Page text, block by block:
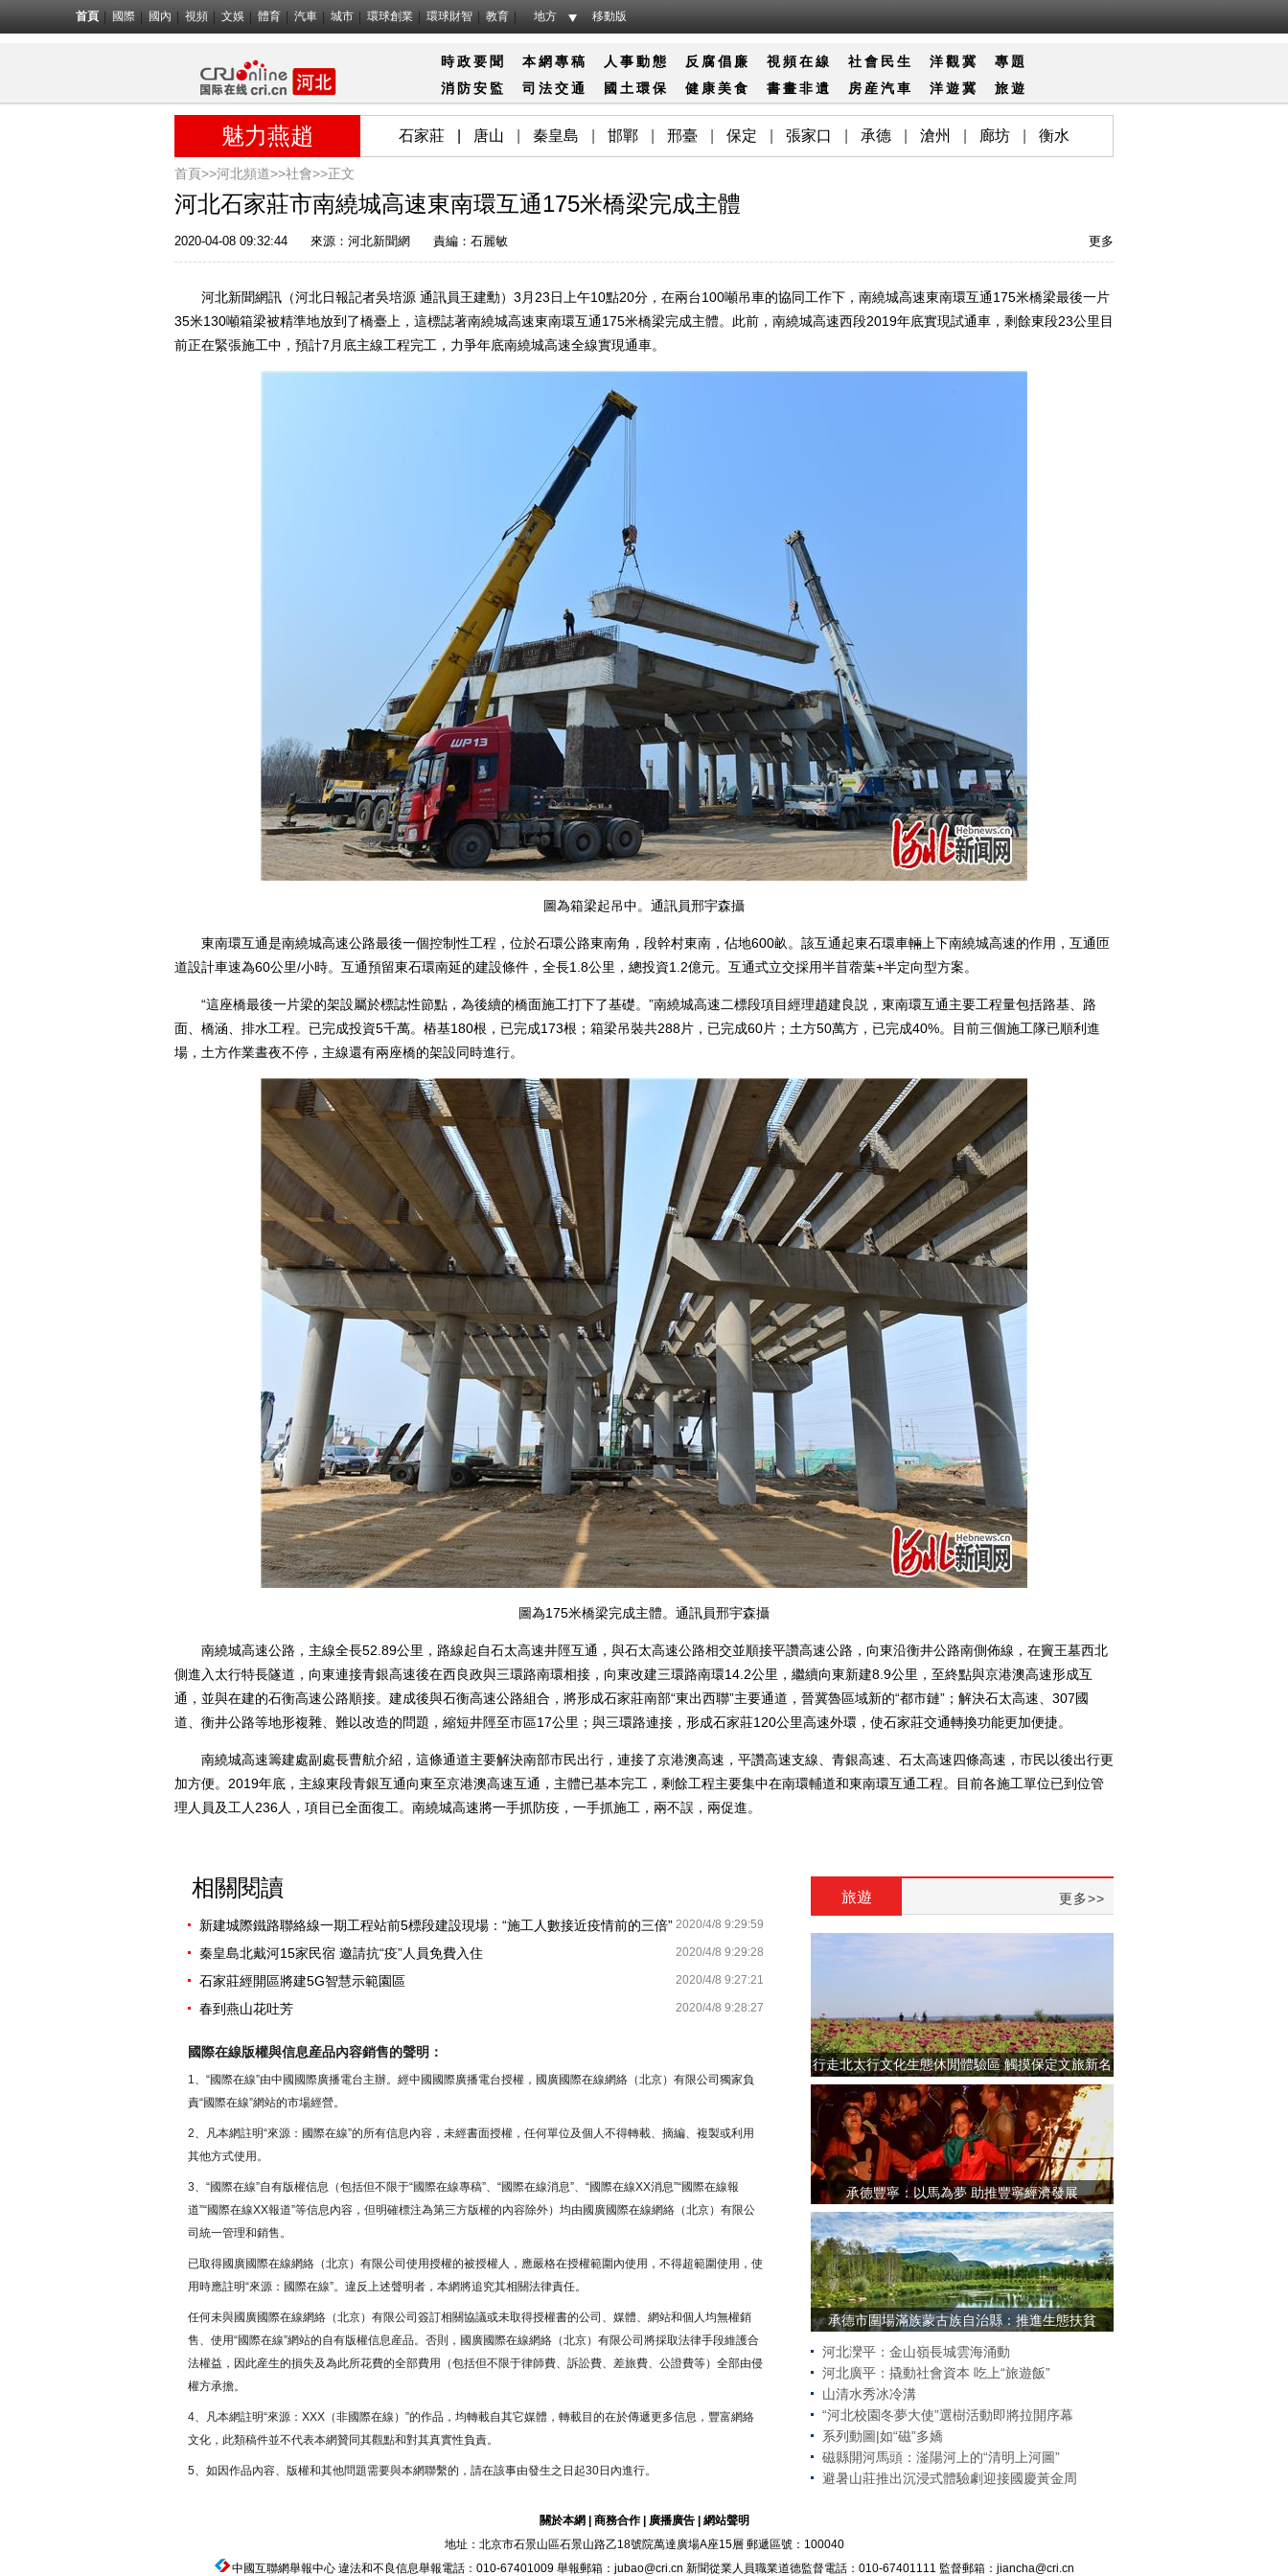
首頁 國際 國內 視頻 文娛 體育 汽車 城市 環球創業 環球財智 教育 地方 移動版
時政要聞 本網專稿 人事動態 反腐倡廉 視頻在線 社會 民生 洋觀冀
專題
消防安監 司法交通 國土 環保 健康美食 書畫非遺 房産汽車 洋遊冀 旅遊
魅力燕趙 石家莊 唐山 秦皇島 邯鄲 邢臺 保定 張家口 承德 滄州 廊坊 衡水
首頁>>河北頻道>>社會>>正文
河北石家莊市南繞城高速東南環互通175米橋梁完成主體
2020-04-08 09:32:44 來源： 河北新聞網 責編：石麗敏 更多
河北新聞網訊（河北日報記者吳培源 通訊員王建勳）3月23日上午10點20分，在兩台100噸吊車的協同工作下，南繞城高速東南環互通175米橋梁最後一片
35米130噸箱梁被精準地放到了橋臺上，這標誌著南繞城高速東南環互通175米橋梁完成主體。此前，南繞城高速西段2019年底實現試通車，剩餘東段23公里目
前正在緊張施工中，預計7月底主線工程完工，力爭年底南繞城高速全線實現通車。
圖為箱梁起吊中。通訊員邢宇森攝
東南環互通是南繞城高速公路最後一個控制性工程，位於石環公路東南角，段幹村東南，佔地600畝。該互通起東石環車輛上下南繞城高速的作用，互通匝
道設計車速為60公里/小時。互通預留東石環南延的建設條件，全長1.8公里，總投資1.2億元。互通式立交採用半苜蓿葉+半定向型方案。
“這座橋最後一片梁的架設屬於標誌性節點，為後續的橋面施工打下了基礎。”南繞城高速二標段項目經理趙建良説，東南環互通主要工程量包括路基、路
面、橋涵、排水工程。已完成投資5千萬。樁基180根，已完成173根；箱梁吊裝共288片，已完成60片；土方50萬方，已完成40%。目前三個施工隊已順利進
場，土方作業晝夜不停，主線還有兩座橋的架設同時進行。
圖為175米橋梁完成主體。通訊員邢宇森攝
南繞城高速公路，主線全長52.89公里，路線起自石太高速井陘互通，與石太高速公路相交並順接平讚高速公路，向東沿衡井公路南側佈線，在竇王墓西北
側進入太行特長隧道，向東連接青銀高速後在西良政與三環路南環相接，向東改建三環路南環14.2公里，繼續向東新建8.9公里，至終點與京港澳高速形成互
通，並與在建的石衡高速公路順接。建成後與石衡高速公路組合，將形成石家莊南部“東出西聯”主要通道，晉冀魯區域新的“都市鏈”；解決石太高速、307國
道、衡井公路等地形複雜、難以改造的問題，縮短井陘至市區17公里；與三環路連接，形成石家莊120公里高速外環，使石家莊交通轉換功能更加便捷。
南繞城高速籌建處副處長曹航介紹，這條通道主要解決南部市民出行，連接了京港澳高速，平讚高速支線、青銀高速、石太高速四條高速，市民以後出行更
加方便。2019年底，主線東段青銀互通向東至京港澳高速互通，主體已基本完工，剩餘工程主要集中在南環輔道和東南環互通工程。目前各施工單位已到位管
理人員及工人236人，項目已全面復工。南繞城高速將一手抓防疫，一手抓施工，兩不誤，兩促進。
相關閱讀
2020/4/8 9:29:59
新建城際鐵路聯絡線一期工程站前5標段建設現場：“施工人數接近疫情前的三倍”
2020/4/8 9:29:28
秦皇島北戴河15家民宿 邀請抗“疫”人員免費入住
2020/4/8 9:27:21
石家莊經開區將建5G智慧示範園區
2020/4/8 9:28:27
春到燕山花吐芳
國際在線版權與信息産品內容銷售的聲明：
1、“國際在線”由中國國際廣播電台主辦。經中國國際廣播電台授權，國廣國際在線網絡（北京）有限公司獨家負
責“國際在線”網站的市場經營。
2、凡本網註明“來源：國際在線”的所有信息內容，未經書面授權，任何單位及個人不得轉載、摘編、複製或利用
其他方式使用。
3、“國際在線”自有版權信息（包括但不限于“國際在線專稿”、“國際在線消息”、“國際在線XX消息”“國際在線報
道”“國際在線XX報道”等信息內容，但明確標注為第三方版權的內容除外）均由國廣國際在線網絡（北京）有限公
司統一管理和銷售。
已取得國廣國際在線網絡（北京）有限公司使用授權的被授權人，應嚴格在授權範圍內使用，不得超範圍使用，使
用時應註明“來源：國際在線”。違反上述聲明者，本網將追究其相關法律責任。
任何未與國廣國際在線網絡（北京）有限公司簽訂相關協議或未取得授權書的公司、媒體、網站和個人均無權銷
售、使用“國際在線”網站的自有版權信息産品。否則，國廣國際在線網絡（北京）有限公司將採取法律手段維護合
法權益，因此産生的損失及為此所花費的全部費用（包括但不限于律師費、訴訟費、差旅費、公證費等）全部由侵
權方承擔。
4、凡本網註明“來源：XXX（非國際在線）”的作品，均轉載自其它媒體，轉載目的在於傳遞更多信息，豐富網絡
文化，此類稿件並不代表本網贊同其觀點和對其真實性負責。
5、如因作品內容、版權和其他問題需要與本網聯繫的，請在該事由發生之日起30日內進行。
旅遊 更多>>
行走北太行文化生態休閒體驗區 觸摸保定文旅新名
片
承德豐寧：以馬為夢 助推豐寧經濟發展
承德市圍場滿族蒙古族自治縣：推進生態扶貧
河北灤平：金山嶺長城雲海涌動
河北廣平：撬動社會資本 吃上“旅遊飯”
山清水秀冰冷溝
“河北校園冬夢大使”選樹活動即將拉開序幕
系列動圖|如“磁”多嬌
磁縣開河馬頭：滏陽河上的“清明上河圖”
避暑山莊推出沉浸式體驗劇迎接國慶黃金周
關於本網 商務合作| 廣播廣告| 網站聲明
地址：北京市石景山區石景山路乙18號院萬達廣場A座15層 郵遞區號：100040
中國互聯網舉報中心違法和不良信息舉報電話：010-67401009 舉報郵箱：jubao@cri.cn 新聞從業人員職業道德監督電話：010-67401111 監督郵箱：jiancha@cri.cn